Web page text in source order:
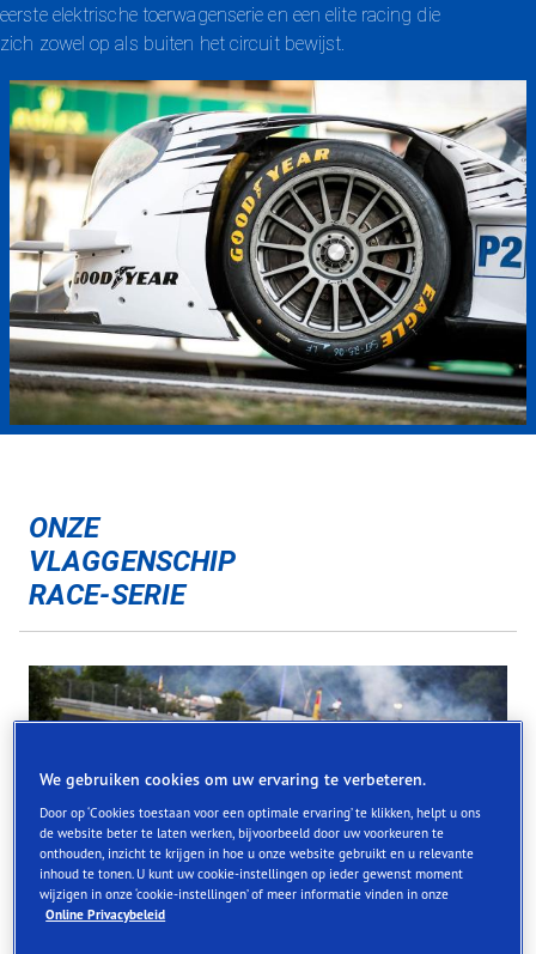
eerste elektrische toerwagenserie en een elite racing die
zich zowel op als buiten het circuit bewijst.
ONZE
VLAGGENSCHIP
RACE-SERIE
We gebruiken cookies om uw ervaring te verbeteren.
Door op ‘Cookies toestaan voor een optimale ervaring’ te klikken, helpt u ons
de website beter te laten werken, bijvoorbeeld door uw voorkeuren te
onthouden, inzicht te krijgen in hoe u onze website gebruikt en u relevante
inhoud te tonen. U kunt uw cookie-instellingen op ieder gewenst moment
wijzigen in onze ‘cookie-instellingen’ of meer informatie vinden in onze
Online Privacybeleid